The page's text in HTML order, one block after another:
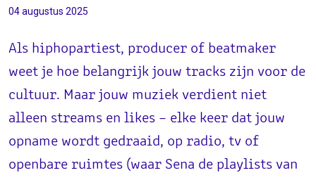
04 augustus 2025
Als hiphopartiest, producer of beatmaker
weet je hoe belangrijk jouw tracks zijn voor de
cultuur. Maar jouw muziek verdient niet
alleen streams en likes – elke keer dat jouw
opname wordt gedraaid, op radio, tv of
openbare ruimtes (waar Sena de playlists van